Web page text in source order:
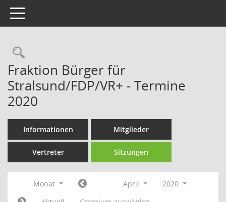
Toggle navigation
Rechercheauswahl
Fraktion Bürger für
Stralsund/FDP/VR+ - Termine
2020
Informationen Mitglieder
Vertreter Sitzungen
Monat April
2020